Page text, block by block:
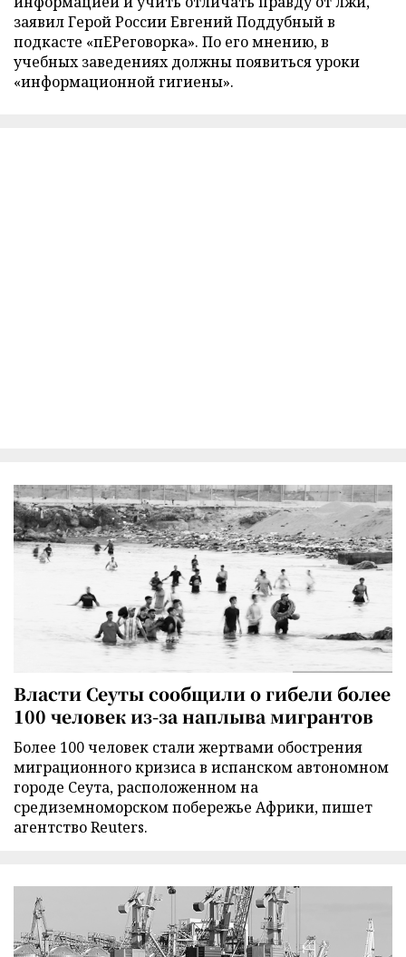
заявил Герой России Евгений Поддубный в
подкасте «пЕРеговорка». По его мнению, в
учебных заведениях должны появиться уроки
«информационной гигиены».
Власти Сеуты сообщили о гибели более
100 человек из-за наплыва мигрантов
Более 100 человек стали жертвами обострения
миграционного кризиса в испанском автономном
городе Сеута, расположенном на
средиземноморском побережье Африки, пишет
агентство Reuters.